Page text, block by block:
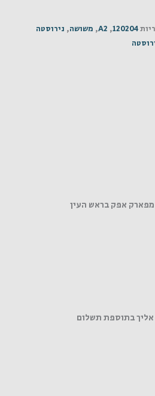
120204
,
A2
, משושה, נירוסטה
מפארק אפק בראש העין
בתוספת תשלום